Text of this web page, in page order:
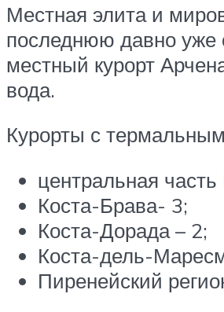
Местная элита и
последнюю давно уже
местный курорт
вода.
Курорты с
центральная
Коста-Брава- 3;
Коста-Дорада – 2;
Коста-дель-
Пиренейский